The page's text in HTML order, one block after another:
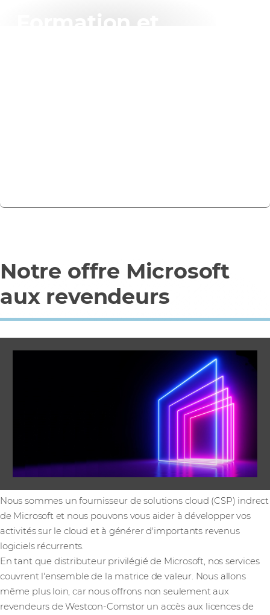
Formation et
Notre offre Microsoft
aux revendeurs
Nous sommes un fournisseur de solutions cloud (CSP) indrect
de Microsoft et nous pouvons vous aider à développer vos
activités sur le cloud et à générer d'importants revenus
logiciels récurrents.
En tant que distributeur privilégié de Microsoft, nos services
couvrent l'ensemble de la matrice de valeur. Nous allons
même plus loin, car nous offrons non seulement aux
revendeurs de Westcon-Comstor un accès aux licences de